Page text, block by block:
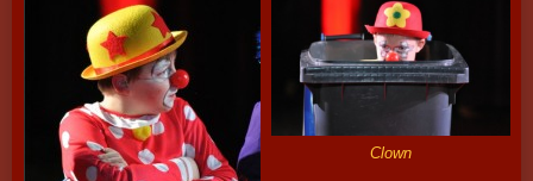
Clown